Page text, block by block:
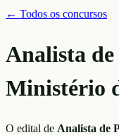
← Todos os concursos
Analista
Ministério
O edital de Analista de